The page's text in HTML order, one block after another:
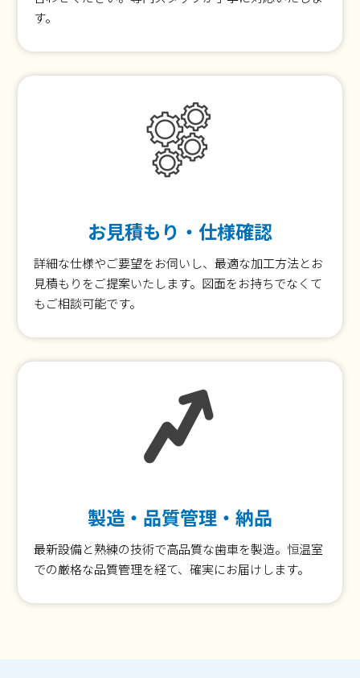
す。
お見積もり・仕様確認
詳細な仕様やご要望をお伺いし、最適な加工方法とお
見積もりをご提案いたします。図面をお持ちでなくて
もご相談可能です。
製造・品質管理・納品
最新設備と熟練の技術で高品質な歯車を製造。恒温室
での厳格な品質管理を経て、確実にお届けします。